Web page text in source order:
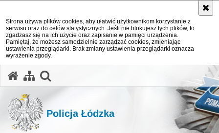
Strona używa plików cookies, aby ułatwić użytkownikom korzystanie z
serwisu oraz do celów statystycznych. Jeśli nie blokujesz tych plików, to
zgadzasz się na ich użycie oraz zapisanie w pamięci urządzenia.
Pamiętaj, że możesz samodzielnie zarządzać cookies, zmieniając
ustawienia przeglądarki. Brak zmiany ustawienia przeglądarki oznacza
wyrażenie zgody.
Policja Łódzka